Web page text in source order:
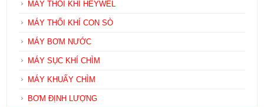
MÁY THỔI KHÍ HEYWEL
MÁY THỔI KHÍ CON SÒ
MÁY BƠM NƯỚC
MÁY SỤC KHÍ CHÌM
MÁY KHUẤY CHÌM
BƠM ĐỊNH LƯỢNG